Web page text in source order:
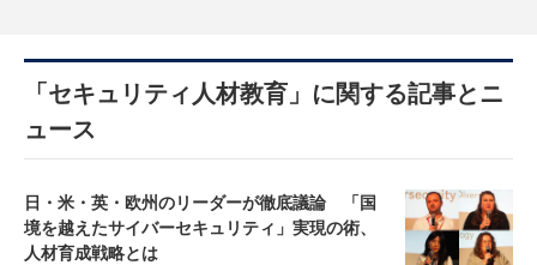
「セキュリティ人材教育」に関する記事とニ
ュース
日・米・英・欧州のリーダーが徹底議論 「国
境を越えたサイバーセキュリティ」実現の術、
人材育成戦略とは